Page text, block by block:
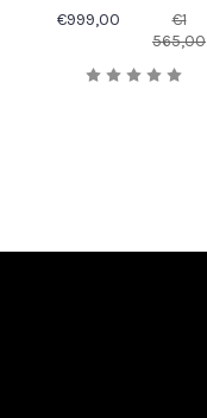
€999,00
€1
565,00